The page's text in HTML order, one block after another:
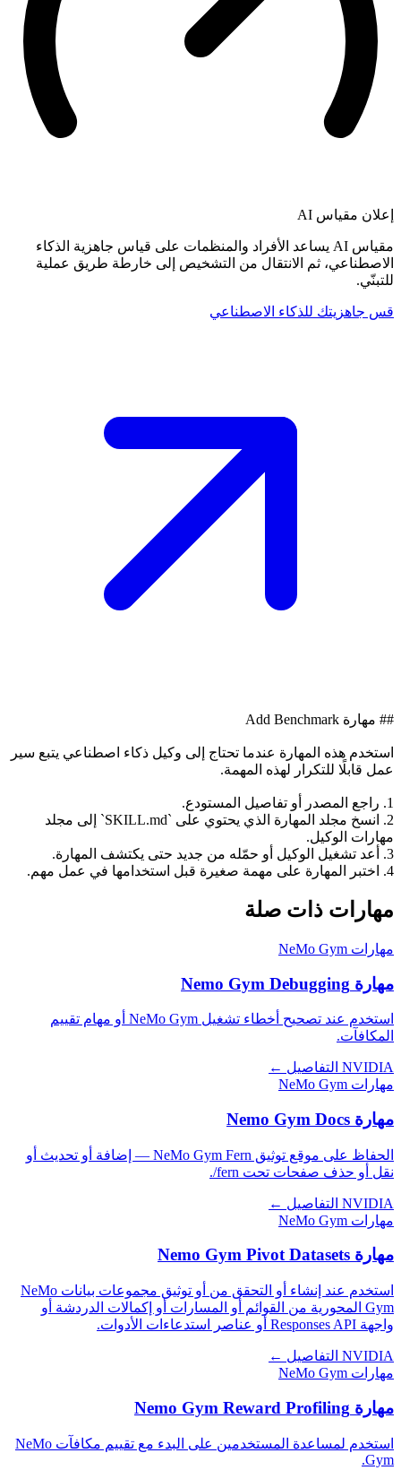
إعلان مقياس AI
مقياس AI يساعد الأفراد والمنظمات على قياس جاهزية الذكاء
الاصطناعي، ثم الانتقال من التشخيص إلى خارطة طريق عملية
للتبنّي.
قس جاهزيتك للذكاء الاصطناعي
## مهارة Add Benchmark
استخدم هذه المهارة عندما تحتاج إلى وكيل ذكاء اصطناعي يتبع سير
عمل قابلًا للتكرار لهذه المهمة.
1. راجع المصدر أو تفاصيل المستودع.
2. انسخ مجلد المهارة الذي يحتوي على `SKILL.md` إلى مجلد
مهارات الوكيل.
3. أعد تشغيل الوكيل أو حمّله من جديد حتى يكتشف المهارة.
4. اختبر المهارة على مهمة صغيرة قبل استخدامها في عمل مهم.
مهارات ذات صلة
مهارات NeMo Gym
مهارة Nemo Gym Debugging
استخدم عند تصحيح أخطاء تشغيل NeMo Gym أو مهام تقييم
المكافآت.
NVIDIA التفاصيل ←
مهارات NeMo Gym
مهارة Nemo Gym Docs
الحفاظ على موقع توثيق NeMo Gym Fern — إضافة أو تحديث أو
نقل أو حذف صفحات تحت fern/.
NVIDIA التفاصيل ←
مهارات NeMo Gym
مهارة Nemo Gym Pivot Datasets
استخدم عند إنشاء أو التحقق من أو توثيق مجموعات بيانات NeMo
Gym المحورية من القوائم أو المسارات أو إكمالات الدردشة أو
واجهة Responses API أو عناصر استدعاءات الأدوات.
NVIDIA التفاصيل ←
مهارات NeMo Gym
مهارة Nemo Gym Reward Profiling
استخدم لمساعدة المستخدمين على البدء مع تقييم مكافآت NeMo
Gym.